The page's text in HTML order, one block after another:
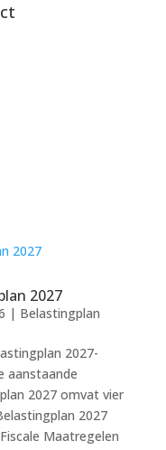
2027
| Belastingplan
2027-
aanstaande
2027 omvat vier
2027
Maatregelen